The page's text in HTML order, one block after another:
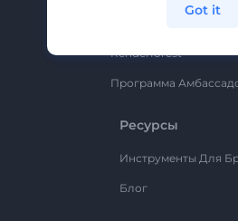
Renderforest
Программа
Ресурсы
Инструменты Для
Блог
Got it